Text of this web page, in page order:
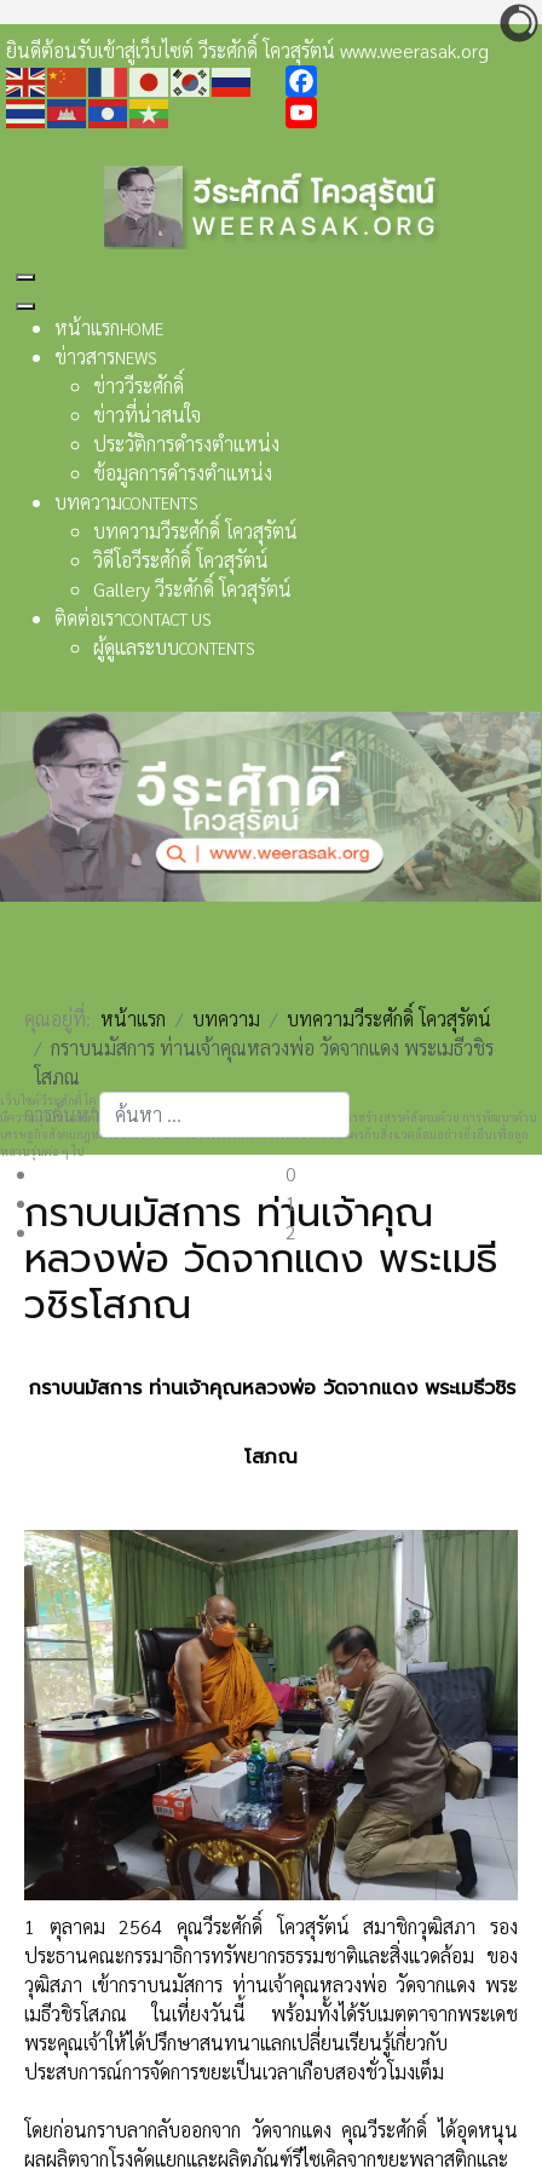
ยินดีต้อนรับเข้าสู่เว็บไซต์ วีระศักดิ์ โควสุรัตน์ www.weerasak.org
Facebook
หน้าแรกHOME
ข่าวสารNEWS
ข่าววีระศักดิ์
ข่าวที่น่าสนใจ
ประวัติการดำรงตำแหน่ง
ข้อมูลการดำรงตำแหน่ง
บทความCONTENTS
บทความวีระศักดิ์ โควสุรัตน์
วิดีโอวีระศักดิ์ โควสุรัตน์
Gallery วีระศักดิ์ โควสุรัตน์
ติดต่อเราCONTACT US
ผู้ดูแลระบบCONTENTS
เว็บไซต์วีระศักดิ์ โควสุรัตน์ www.weerasak.org
มีความมุ่งมั่นเเละตั้งใจในการเผยแพร่เรื่องราวความรู้ความเข้าใจในการสร้างสรรค์สังคมด้วย การพัฒนาด้าน
เศรษฐกิจสังคมกฎหมายและการปกครอง เพื่อให้เกิดการพัฒนาที่เป็นมิตรกับสิ่งแวดล้อมอย่างยั่งยืนเพื่อลูก
หลานรุ่นต่อ ๆ ไป
0
1
2
คุณอยู่ที่: หน้าแรก บทความ
บทความวีระศักดิ์ โควสุรัตน์
กราบนมัสการ ท่านเจ้าคุณหลวงพ่อ วัดจากแดง พระเมธีวชิร
โสภณ
การค้นหา
Type 2 or more characters for results.
กราบนมัสการ ท่านเจ้าคุณ
หลวงพ่อ วัดจากแดง พระเมธี
วชิรโสภณ
กราบนมัสการ ท่านเจ้าคุณหลวงพ่อ วัดจากแดง พระเมธีวชิร
โสภณ
1 ตุลาคม 2564 คุณวีระศักดิ์ โควสุรัตน์ สมาชิกวุฒิสภา รอง
ประธานคณะกรรมาธิการทรัพยากรธรรมชาติและสิ่งแวดล้อม ของ
วุฒิสภา เข้ากราบนมัสการ ท่านเจ้าคุณหลวงพ่อ วัดจากแดง พระ
เมธีวชิรโสภณ ในเที่ยงวันนี้ พร้อมทั้งได้รับเมตตาจากพระเดช
พระคุณเจ้าให้ได้ปรึกษาสนทนาแลกเปลี่ยนเรียนรู้เกี่ยวกับ
ประสบการณ์การจัดการขยะเป็นเวลาเกือบสองชั่วโมงเต็ม
โดยก่อนกราบลากลับออกจาก วัดจากแดง คุณวีระศักดิ์ ได้อุดหนุน
ผลผลิตจากโรงคัดแยกและผลิตภัณฑ์รีไซเคิลจากขยะพลาสติกและ